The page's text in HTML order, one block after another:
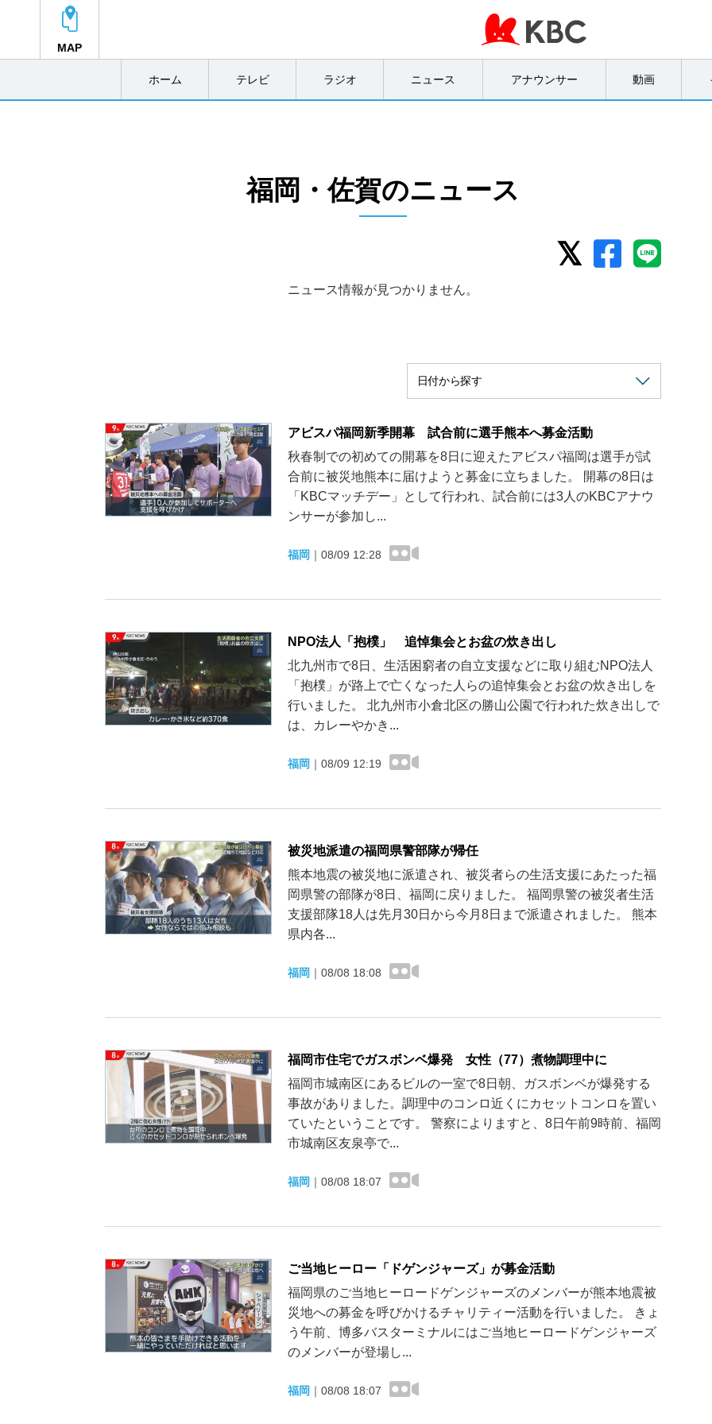
MAP
ホーム テレビ ラジオ ニュース アナウンサー 動画
福岡・佐賀のニュース
ニュース情報が見つかりません。
アビスパ福岡新季開幕 試合前に選手熊本へ募金活動
秋春制での初めての開幕を8日に迎えたアビスパ福岡は選手が試
合前に被災地熊本に届けようと募金に立ちました。 開幕の8日は
「KBCマッチデー」として行われ、試合前には3人のKBCアナウ
ンサーが参加し...
福岡 ｜ 08/09 12:28
NPO法人「抱樸」 追悼集会とお盆の炊き出し
北九州市で8日、生活困窮者の自立支援などに取り組むNPO法人
「抱樸」が路上で亡くなった人らの追悼集会とお盆の炊き出しを
行いました。 北九州市小倉北区の勝山公園で行われた炊き出しで
は、カレーやかき...
福岡 ｜ 08/09 12:19
被災地派遣の福岡県警部隊が帰任
熊本地震の被災地に派遣され、被災者らの生活支援にあたった福
岡県警の部隊が8日、福岡に戻りました。 福岡県警の被災者生活
支援部隊18人は先月30日から今月8日まで派遣されました。 熊本
県内各...
福岡 ｜ 08/08 18:08
福岡市住宅でガスボンベ爆発 女性（77）煮物調理中に
福岡市城南区にあるビルの一室で8日朝、ガスボンベが爆発する
事故がありました。調理中のコンロ近くにカセットコンロを置い
ていたということです。 警察によりますと、8日午前9時前、福岡
市城南区友泉亭で...
福岡 ｜ 08/08 18:07
ご当地ヒーロー「ドゲンジャーズ」が募金活動
福岡県のご当地ヒーロードゲンジャーズのメンバーが熊本地震被
災地への募金を呼びかけるチャリティー活動を行いました。 きょ
う午前、博多バスターミナルにはご当地ヒーロードゲンジャーズ
のメンバーが登場し...
福岡 ｜ 08/08 18:07